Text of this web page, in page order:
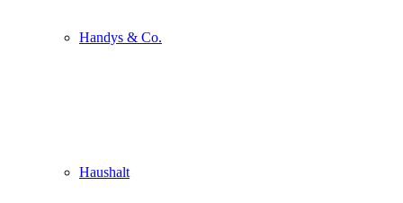
Handys & Co.
Haushalt